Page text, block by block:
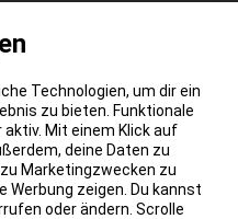
Technologien, um dir ein
zu bieten. Funktionale
Mit einem Klick auf
deine Daten zu
Marketingzwecken zu
Werbung zeigen. Du kannst
oder ändern. Scrolle